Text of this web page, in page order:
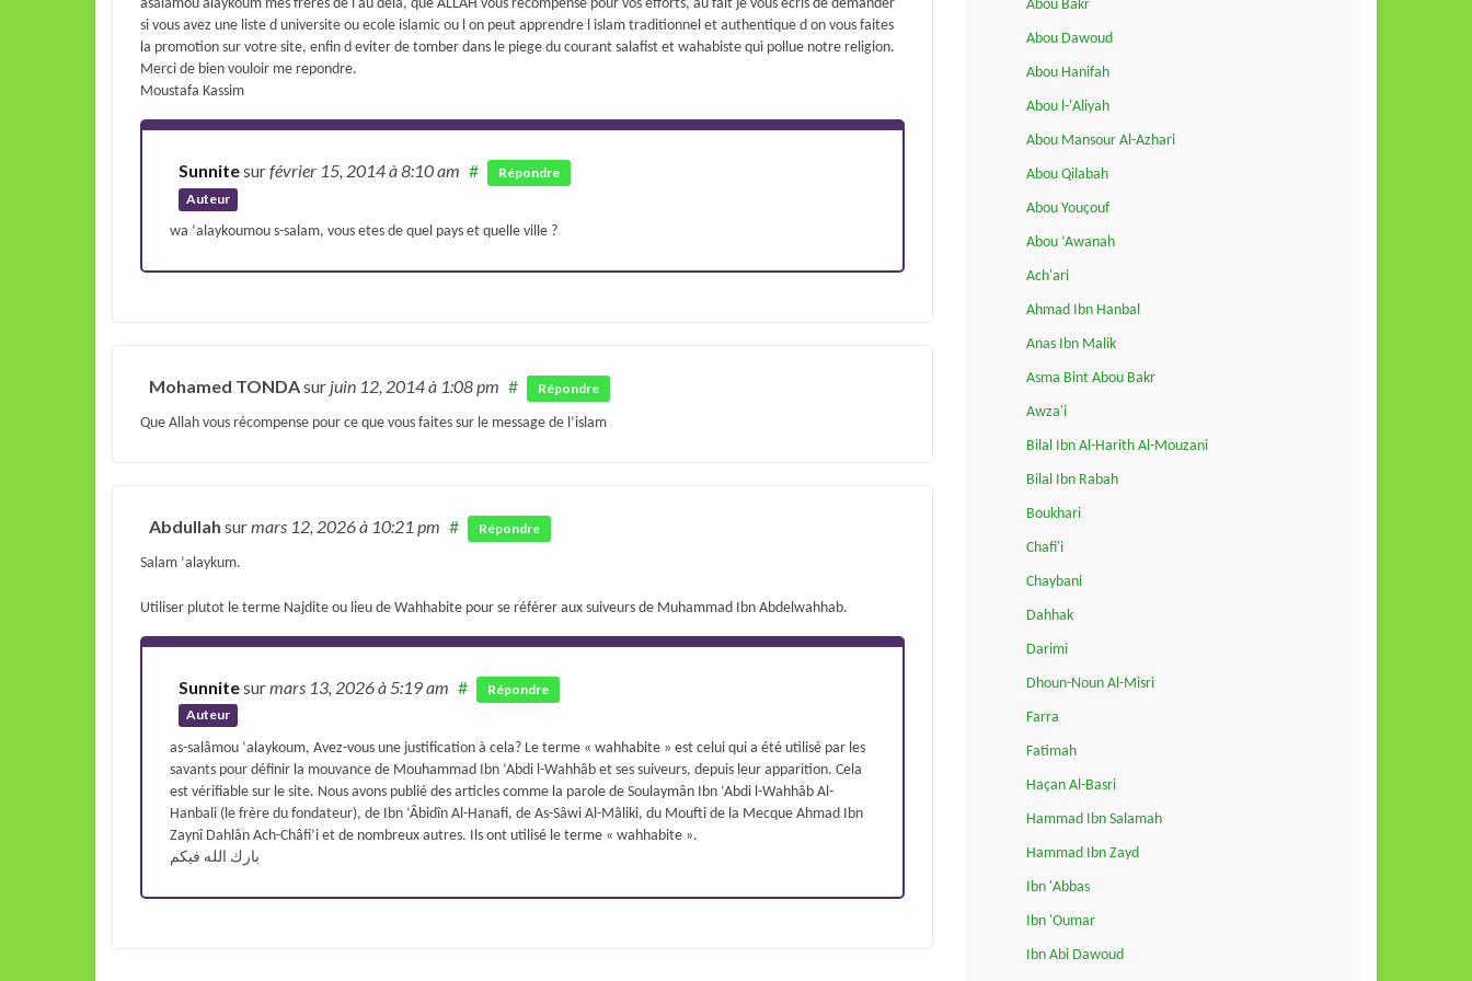
asalamou alaykoum mes freres de l au dela, que ALLAH vous recompense pour vos efforts, au fait je vous ecris de demander
si vous avez une liste d universite ou ecole islamic ou l on peut apprendre l islam traditionnel et authentique d on vous faites
la promotion sur votre site, enfin d eviter de tomber dans le piege du courant salafist et wahabiste qui pollue notre religion.
Merci de bien vouloir me repondre.
Moustafa Kassim
Sunnitesurfévrier 15, 2014à 8:10 am
Auteur
# Répondre
wa ‘alaykoumou s-salam, vous etes de quel pays et quelle ville ?
Mohamed TONDAsur juin 12, 2014à 1:08 pm # Répondre
Que Allah vous récompense pour ce que vous faites sur le message de l’islam
Abdullah surmars 12, 2026à 10:21 pm # Répondre
Salam ‘alaykum.
Utiliser plutot le terme Najdite ou lieu de Wahhabite pour se référer aux suiveurs de Muhammad Ibn Abdelwahhab.
Sunnitesurmars 13, 2026à 5:19 am
Auteur
# Répondre
as-salâmou ‘alaykoum, Avez-vous une justification à cela? Le terme « wahhabite » est celui qui a été utilisé par les
savants pour définir la mouvance de Mouhammad Ibn ‘Abdi l-Wahhâb et ses suiveurs, depuis leur apparition. Cela
est vérifiable sur le site. Nous avons publié des articles comme la parole de Soulaymân Ibn ‘Abdi l-Wahhâb Al-
Hanbali (le frère du fondateur), de Ibn ‘Âbidîn Al-Hanafi, de As-Sâwi Al-Mâliki, du Moufti de la Mecque Ahmad Ibn
Zaynî Dahlân Ach-Châfi’i et de nombreux autres. Ils ont utilisé le terme « wahhabite ».
بارك الله فيكم
Abou Bakr
Abou Dawoud
Abou Hanifah
Abou l-'Aliyah
Abou Mansour Al-Azhari
Abou Qilabah
Abou Youçouf
Abou ‘Awanah
Ach'ari
Ahmad Ibn Hanbal
Anas Ibn Malik
Asma Bint Abou Bakr
Awza'i
Bilal Ibn Al-Harith Al-Mouzani
Bilal Ibn Rabah
Boukhari
Chafi'i
Chaybani
Dahhak
Darimi
Dhoun-Noun Al-Misri
Farra
Fatimah
Haçan Al-Basri
Hammad Ibn Salamah
Hammad Ibn Zayd
Ibn 'Abbas
Ibn 'Oumar
Ibn Abi Dawoud